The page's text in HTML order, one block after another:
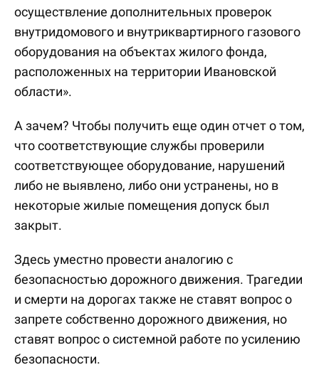
осуществление дополнительных проверок
внутридомового и внутриквартирного газового
оборудования на объектах жилого фонда,
расположенных на территории Ивановской
области».
А зачем? Чтобы получить еще один отчет о том,
что соответствующие службы проверили
соответствующее оборудование, нарушений
либо не выявлено, либо они устранены, но в
некоторые жилые помещения допуск был
закрыт.
Здесь уместно провести аналогию с
безопасностью дорожного движения. Трагедии
и смерти на дорогах также не ставят вопрос о
запрете собственно дорожного движения, но
ставят вопрос о системной работе по усилению
безопасности.